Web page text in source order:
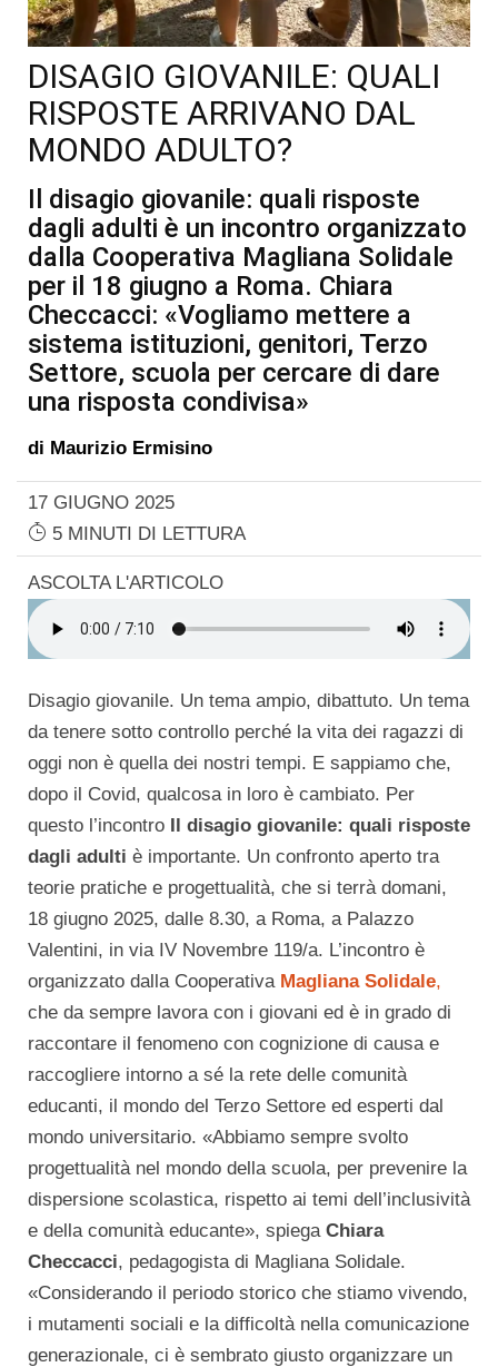
DISAGIO GIOVANILE: QUALI
RISPOSTE ARRIVANO DAL
MONDO ADULTO?
Il disagio giovanile: quali risposte
dagli adulti è un incontro organizzato
dalla Cooperativa Magliana Solidale
per il 18 giugno a Roma. Chiara
Checcacci: «Vogliamo mettere a
sistema istituzioni, genitori, Terzo
Settore, scuola per cercare di dare
una risposta condivisa»
di Maurizio Ermisino
17 GIUGNO 2025
5 MINUTI DI LETTURA
ASCOLTA L'ARTICOLO
Disagio giovanile. Un tema ampio, dibattuto. Un tema
da tenere sotto controllo perché la vita dei ragazzi di
oggi non è quella dei nostri tempi. E sappiamo che,
dopo il Covid, qualcosa in loro è cambiato. Per
questo l’incontro Il disagio giovanile: quali risposte
dagli adulti è importante. Un confronto aperto tra
teorie pratiche e progettualità, che si terrà domani,
18 giugno 2025, dalle 8.30, a Roma, a Palazzo
Valentini, in via IV Novembre 119/a. L’incontro è
organizzato dalla Cooperativa Magliana Solidale,
che da sempre lavora con i giovani ed è in grado di
raccontare il fenomeno con cognizione di causa e
raccogliere intorno a sé la rete delle comunità
educanti, il mondo del Terzo Settore ed esperti dal
mondo universitario. «Abbiamo sempre svolto
progettualità nel mondo della scuola, per prevenire la
dispersione scolastica, rispetto ai temi dell’inclusività
e della comunità educante», spiega Chiara
Checcacci, pedagogista di Magliana Solidale.
«Considerando il periodo storico che stiamo vivendo,
i mutamenti sociali e la difficoltà nella comunicazione
generazionale, ci è sembrato giusto organizzare un